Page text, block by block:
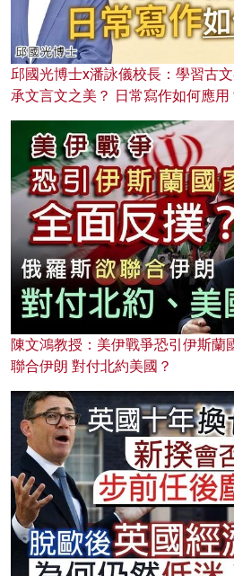
邱國光博士x潘詠儀校長：學習古
承文言文之美？ 日常寫作如何應用
陳文鴻教授：美伊戰爭恐引伊斯蘭
聯合伊朗 對付北約美國？